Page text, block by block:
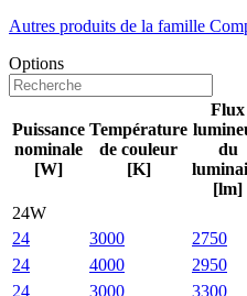
Autres produits de la famille
Options
Puissance
nominale
[W]
Température
de couleur
[K]
Flux
du
[lm]
24W
24
3000 2750
24
4000 2950
24
3000 3300